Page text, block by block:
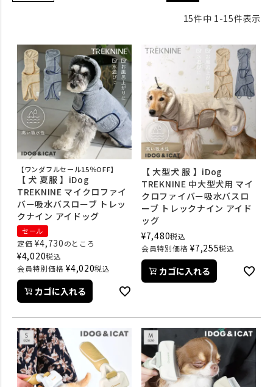
15件中 1-15件表示
【ワンダフルセール15％OFF】
【 犬 夏服 】iDog
TREKNINE マイクロファイ
バー吸水バスローブ トレッ
クナイン アイドッグ
セール
定価 ¥4,730のところ
¥4,020税込
会員特別価格 ¥4,020税込
カゴに入れる
【 大型犬 服 】iDog
TREKNINE 中大型犬用 マイ
クロファイバー吸水バスロ
ーブ トレックナイン アイド
ッグ
¥7,480税込
会員特別価格 ¥7,255税込
カゴに入れる